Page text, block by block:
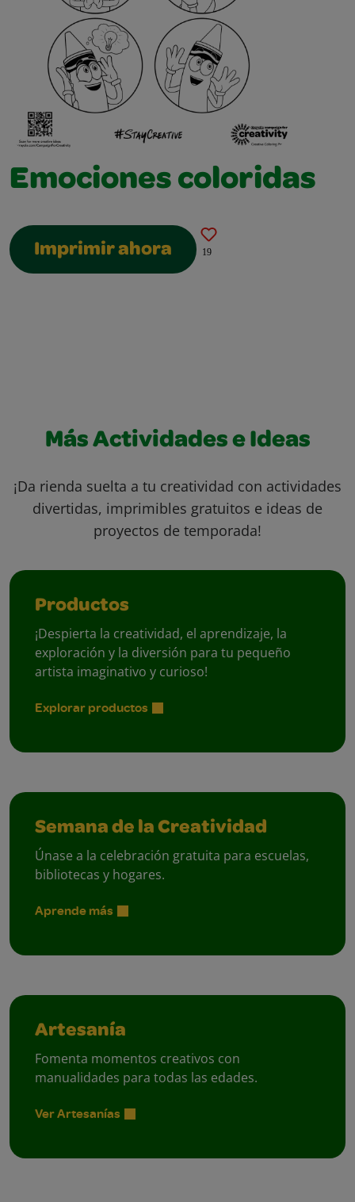
Emociones coloridas
Imprimir ahora 19
Más Actividades e Ideas
¡Da rienda suelta a tu creatividad con actividades
divertidas, imprimibles gratuitos e ideas de
proyectos de temporada!
Productos
¡Despierta la creatividad, el aprendizaje, la
exploración y la diversión para tu pequeño
artista imaginativo y curioso!
Explorar productos
Semana de la Creatividad
Únase a la celebración gratuita para escuelas,
bibliotecas y hogares.
Aprende más
Artesanía
Fomenta momentos creativos con
manualidades para todas las edades.
Ver Artesanías